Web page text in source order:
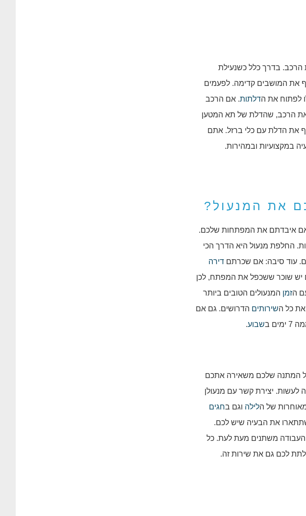
בדרך כלל כשנעילת
את המושבים קדימה. לפעמים
לפתוח את הדלתות. אם הרכב
את הרכב, שהדלת של תא המטען
את הדלת עם כלי ברזל. אתם
במקצועיות ובמהירות.
את המנעול?
אם איבדתם את המפתחות שלכם.
החלפת מנעול היא הדרך הכי
עוד סיבה: אם שכרתם דירה
יש שוכר ששכפל את המפתח, לכן
הזמן המנעולים הטובים ביותר
את כל השירותים הדרושים. גם אם
שבוע.
המתנה שלכם משאירה אתכם
לעשות. יצירת קשר עם מנעולן
של הלילה וגם בחגים
את הבעיה שיש לכם.
העבודה משתנים מעת לעת. כל
לכם גם את שירות זה.